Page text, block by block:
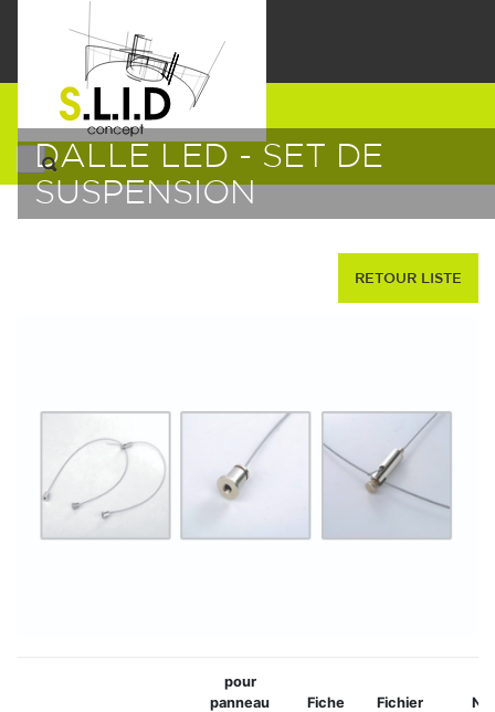
DALLE LED - SET DE
SUSPENSION
RETOUR LISTE
pour
panneau
Fiche
Fichier